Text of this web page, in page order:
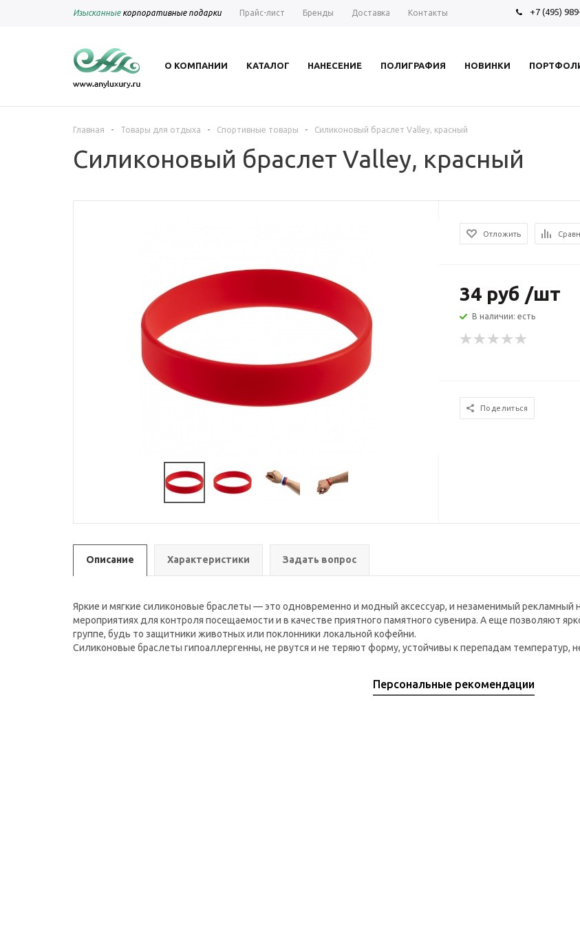
Изысканныекорпоративные подарки Прайс-лист Бренды Доставка Контакты +7 (495)
О КОМПАНИИ КАТАЛОГ НАНЕСЕНИЕ ПОЛИГРАФИЯ НОВИНКИ
Главная - Товары для отдыха - Спортивные товары - Силиконовый браслет Valley, красный
Силиконовый браслет Valley, красный
Отложить
34 руб /шт
В наличии: есть
Поделиться
Описание Характеристики Задать вопрос
Яркие и мягкие силиконовые браслеты — это одновременно и модный аксессуар, и незаменимый рекламный
мероприятиях для контроля посещаемости и в качестве приятного памятного сувенира. А еще позволяют
группе, будь то защитники животных или поклонники локальной кофейни.
Силиконовые браслеты гипоаллергенны, не рвутся и не теряют форму, устойчивы к перепадам температур,
Персональные рекомендации